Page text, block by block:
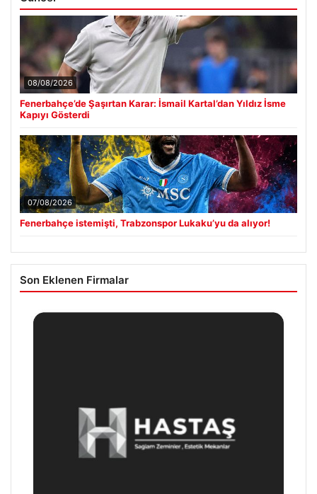
08/08/2026
Fenerbahçe’de Şaşırtan Karar: İsmail Kartal’dan Yıldız İsme
Kapıyı Gösterdi
07/08/2026
Fenerbahçe istemişti, Trabzonspor Lukaku’yu da alıyor!
Son Eklenen Firmalar